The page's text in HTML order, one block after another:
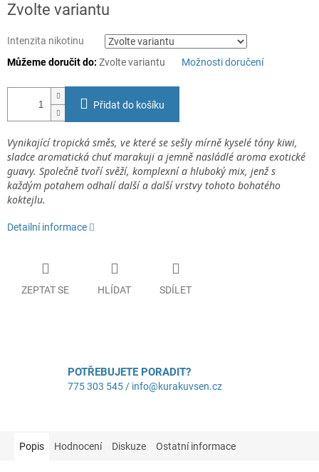
cena:
Zvolte variantu
Intenzita nikotinu
Můžeme doručit do: Zvolte variantu Možnosti doručení
Přidat do košíku
Vynikající tropická směs, ve které se sešly mírně kyselé tóny kiwi,
sladce aromatická chuť marakuji a jemně nasládlé aroma exotické
guavy. Společně tvoří svěží, komplexní a hluboký mix, jenž s
každým potahem odhalí další a další vrstvy tohoto bohatého
koktejlu.
Detailní informace
ZEPTAT SE HLÍDAT SDÍLET
POTŘEBUJETE PORADIT?
775 303 545 / info@kurakuvsen.cz
Popis Hodnocení Diskuze Ostatní informace